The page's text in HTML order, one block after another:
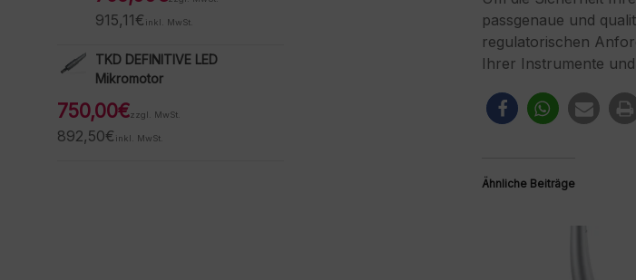
passgenaue und
regulatorischen
Ihrer Instrumente
Ähnliche Beiträge
915,11€ inkl. MwSt.
TKD DEFINITIVE LED
Mikromotor
750,00€zzgl. MwSt.
892,50€ inkl. MwSt.